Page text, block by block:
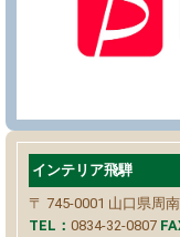
インテリア飛騨
〒 745-0001 山口県周
TEL： 0834-32-0807